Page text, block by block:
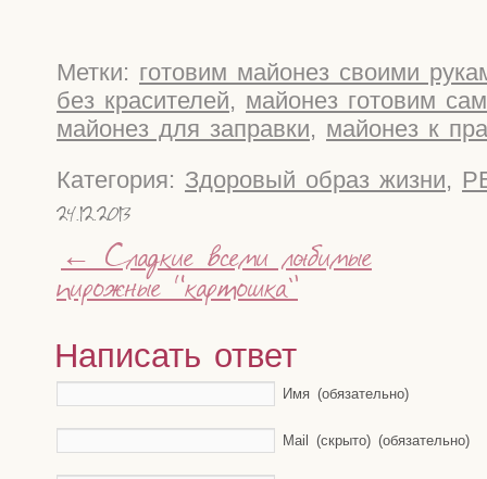
Метки: готовим майонез своими
без красителей, майонез готовим
майонез для заправки, майонез к
Категория: Здоровый образ жизни,
24.12.2013
←Сладкие всеми любимые
пирожные “картошка”
Написать ответ
Имя (обязательно)
Mail (скрыто) (обязательно)